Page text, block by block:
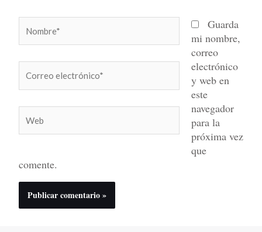
electrónico*
Guarda
mi nombre,
correo
electrónico
y web en
este
navegador
para la
próxima vez
que
comente.